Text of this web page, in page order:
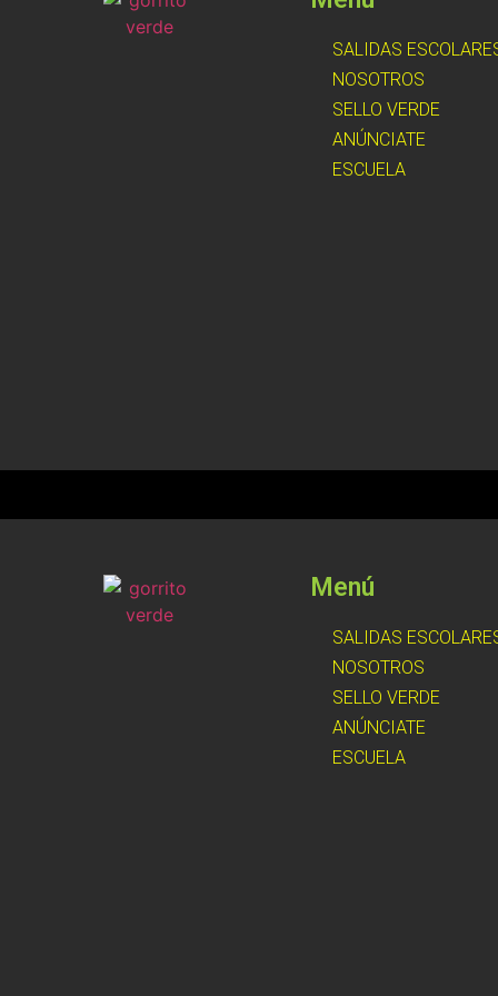
SALIDAS
NOSOTROS
SELLO VERDE
ANÚNCIATE
ESCUELA
Menú
SALIDAS
NOSOTROS
SELLO VERDE
ANÚNCIATE
ESCUELA